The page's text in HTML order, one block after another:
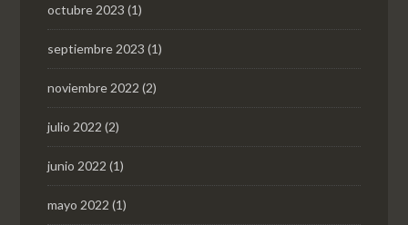
octubre 2023 (1)
septiembre 2023 (1)
noviembre 2022 (2)
julio 2022 (2)
junio 2022 (1)
mayo 2022 (1)